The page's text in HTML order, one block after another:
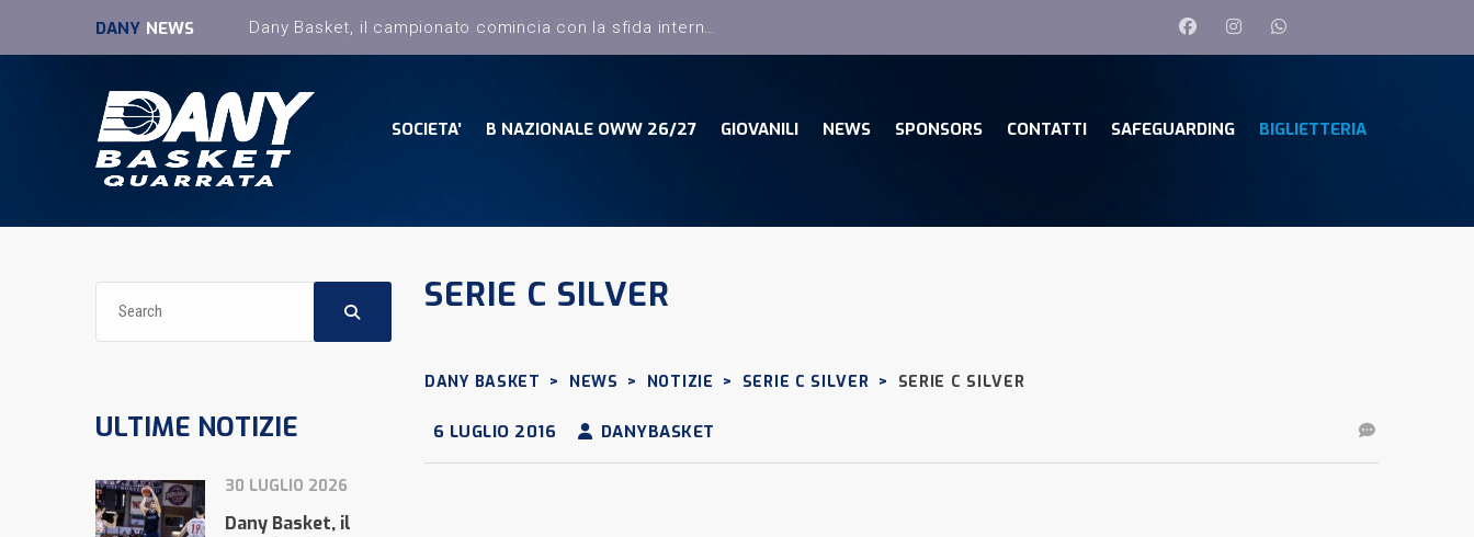
DANY NEWS Dany Basket, il campionato comincia con la sfida interna con la Pielle Livorno
SOCIETA’ B NAZIONALE OWW 26/27 GIOVANILI NEWS SPONSORS CONTATTI SAFEGUARDING BIGLIETTERIA
SERIE C SILVER
DANY BASKET > NEWS > NOTIZIE > SERIE C SILVER > SERIE C SILVER
6 LUGLIO 2016 DANYBASKET
ULTIME NOTIZIE
30 LUGLIO 2026
Dany Basket, il